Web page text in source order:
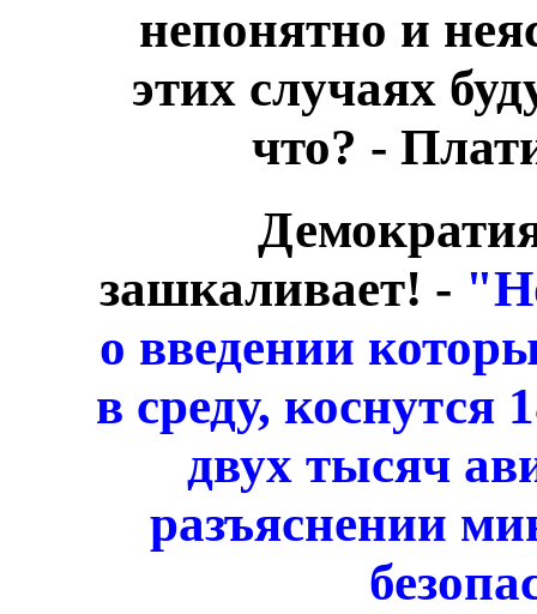
непонятно и
этих случаях
что? -
зашкаливает! -
о введении
в среду, коснутся
двух тысяч
разъяснении